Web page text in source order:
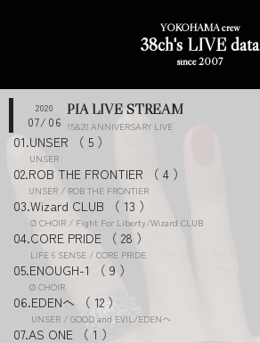
YOKOHAMA crew
38ch's LIVE data
since 2007
2020
07/06
PIA LIVE STREAM
15&20 ANNIVERSARY LIVE
UNSER 5
UNSER
ROB THE FRONTIER 4
UNSER / ROB THE FRONTIER
Wizard CLUB 13
Ø CHOIR / Fight For Liberty/Wizard CLUB
CORE PRIDE 28
LIFE 6 SENSE / CORE PRIDE
ENOUGH-1 9
Ø CHOIR
EDENへ 12
UNSER / GOOD and EVIL/EDENへ
AS ONE 1